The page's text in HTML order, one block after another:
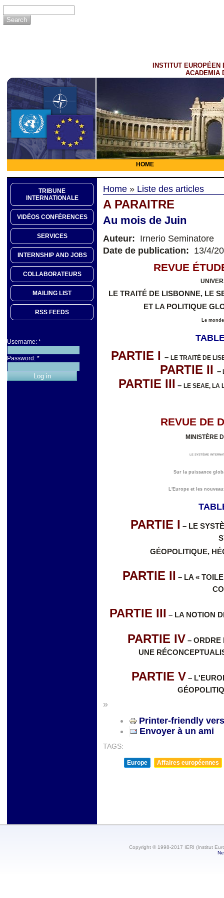
INSTITUT EUROPÉEN
ACADEMIA
HOME
TRIBUNE
INTERNATIONALE
VIDÉOS CONFÉRENCES
SERVICES
INTERNSHIP AND JOBS
COLLABORATEURS
MAILING LIST
RSS FEEDS
Username: *
Password: *
Home » Liste des articles
A PARAITRE
Au mois de Juin
Auteur: Irnerio Seminatore
Date de publication: 13/4/
REVUE
LE TRAITÉ DE LISBONNE, LE
ET LA POLITIQUE
Le
PARTIE I – LE TRAITÉ DE
PARTIE II –
PARTIE III – LE SEAE, LA
REVUE DE
MINISTÈRE
LE SYSTÈME
Sur la puissance
L'Europe et les
PARTIE I – LE
GÉOPOLITIQUE,
PARTIE II – LA «
PARTIE III – LA NOTION
PARTIE IV – ORDRE
UNE
PARTIE V –
»
Printer-friendly
Envoyer à un ami
TAGS:
Europe Affaires européennes
Copyright © 1998-2017 IERI (Institut